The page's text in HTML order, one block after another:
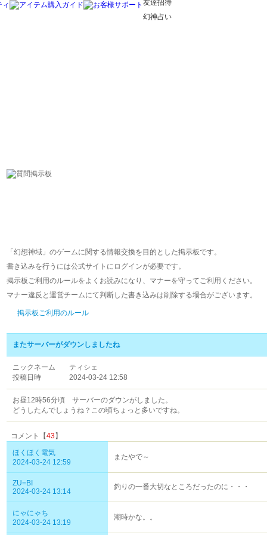
友達招待
幻神占い
「幻想神域」のゲームに関する情報交換を目的とした掲示板です。
書き込みを行うには公式サイトにログインが必要です。
掲示板ご利用のルールをよくお読みになり、マナーを守ってご利用ください。
マナー違反と運営チームにて判断した書き込みは削除する場合がございます。
掲示板ご利用のルール
またサーバーがダウンしましたね
ニックネーム
ティシェ
投稿日時
2024-03-24 12:58
お昼12時56分頃 サーバーのダウンがしました。
どうしたんでしょうね？この頃ちょっと多いですね。
コメント【43】
ほくほく電気
2024-03-24 12:59
またやで～
ZU=BI
2024-03-24 13:14
釣りの一番大切なところだったのに・・・
にゃにゃち
2024-03-24 13:19
潮時かな。。